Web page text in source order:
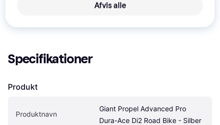
Specifikationer
Produkt
Produktnavn
Giant Propel Advanced Pro
Dura-Ace Di2 Road Bike - Silber
Afvis alle